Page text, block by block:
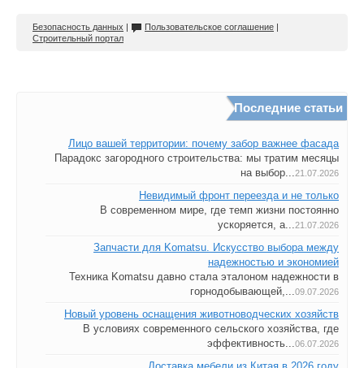
Безопасность данных | Пользовательское соглашение |
Строительный портал
Последние статьи
Лицо вашей территории: почему забор важнее фасада
Парадокс загородного строительства: мы тратим месяцы
на выбор...21.07.2026
Невидимый фронт переезда и не только
В современном мире, где темп жизни постоянно
ускоряется, а...21.07.2026
Запчасти для Komatsu. Искусство выбора между
надежностью и экономией
Техника Komatsu давно стала эталоном надежности в
горнодобывающей,...09.07.2026
Новый уровень оснащения животноводческих хозяйств
В условиях современного сельского хозяйства, где
эффективность...06.07.2026